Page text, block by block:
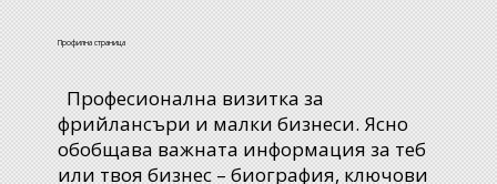
Профилна страница
Професионална визитка за
фрийлансъри и малки бизнеси. Ясно
обобщава важната информация за теб
или твоя бизнес – биография, ключови